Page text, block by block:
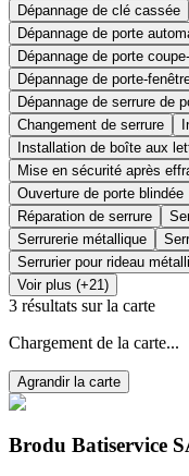
Dépannage de clé cassée
Dépannage de porte
Dépannage de porte
Dépannage de porte-
Dépannage de serrure de
Changement de serrure
Installation de boîte aux
Mise en sécurité après
Ouverture de porte blindée
Réparation de serrure
Serrurerie métallique
Serrurier pour rideau
Voir plus (+21)
3 résultats sur la carte
Chargement de la carte...
Agrandir la carte
Brodu Batiservice